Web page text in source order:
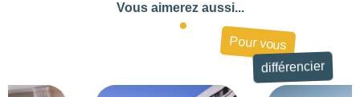
Vous aimerez aussi...
Pour vous
différencier